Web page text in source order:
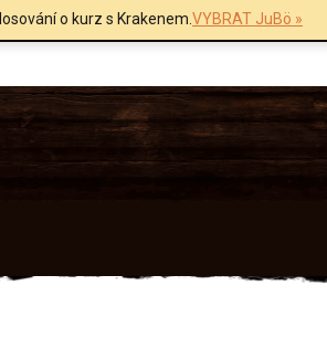
o kurz s Krakenem.VYBRAT JuBö »